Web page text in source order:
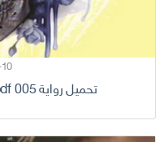
تحميل رواية 005 pdf الكاتبة شهد قربان كاملة